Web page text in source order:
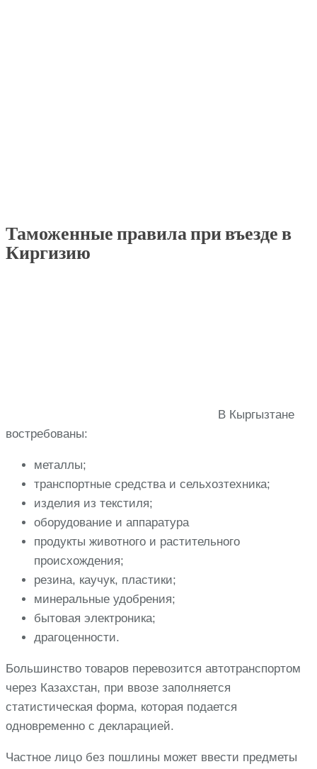
Таможенные правила при въезде в
Киргизию
В Кыргызтане
востребованы:
металлы;
транспортные средства и сельхозтехника;
изделия из текстиля;
оборудование и аппаратура
продукты животного и растительного
происхождения;
резина, каучук, пластики;
минеральные удобрения;
бытовая электроника;
драгоценности.
Большинство товаров перевозится автотранспортом
через Казахстан, при ввозе заполняется
статистическая форма, которая подается
одновременно с декларацией.
Частное лицо без пошлины может ввести предметы